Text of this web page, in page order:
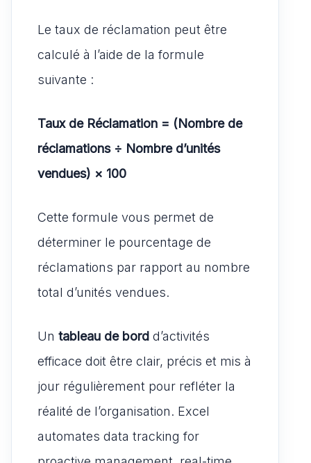
Le taux de réclamation peut être
calculé à l’aide de la formule
suivante :
Taux de Réclamation = (Nombre de
réclamations ÷ Nombre d’unités
vendues) × 100
Cette formule vous permet de
déterminer le pourcentage de
réclamations par rapport au nombre
total d’unités vendues.
Un tableau de bord d’activités
efficace doit être clair, précis et mis à
jour régulièrement pour refléter la
réalité de l’organisation. Excel
automates data tracking for